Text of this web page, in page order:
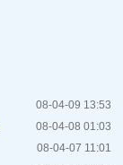
08-04-09 13:53
08-04-08 01:03
08-04-07 11:01